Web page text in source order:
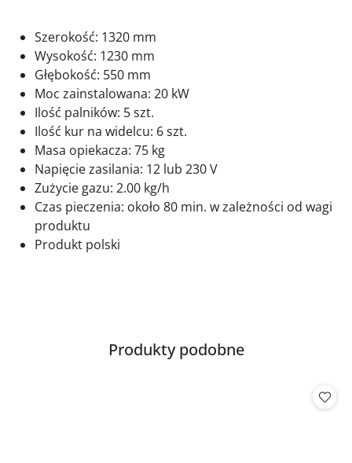
Szerokość: 1320 mm
Wysokość: 1230 mm
Głębokość: 550 mm
Moc zainstalowana: 20 kW
Ilość palników: 5 szt.
Ilość kur na widelcu: 6 szt.
Masa opiekacza: 75 kg
Napięcie zasilania: 12 lub 230 V
Zużycie gazu: 2.00 kg/h
Czas pieczenia: około 80 min. w zależności od wagi
produktu
Produkt polski
Pomiń karuzelę produktów
Produkty
Produkty podobne